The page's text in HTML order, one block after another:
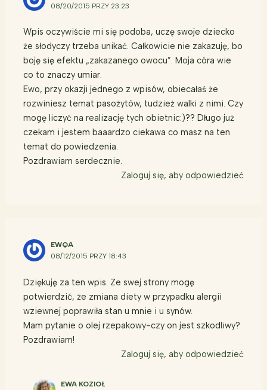
08/20/2015 PRZY 23:23
Wpis oczywiście mi się podoba, uczę swoje dziecko
że słodyczy trzeba unikać. Całkowicie nie zakazuję, bo
boję się efektu „zakazanego owocu”. Moja córa wie
co to znaczy umiar.
Ewo, przy okazji jednego z wpisów, obiecałaś że
rozwiniesz temat pasożytów, tudzież walki z nimi. Czy
mogę liczyć na realizację tych obietnic:)?? Długo już
czekam i jestem baaardzo ciekawa co masz na ten
temat do powiedzenia.
Pozdrawiam serdecznie.
Zaloguj się, aby odpowiedzieć
EWQA
08/12/2015 PRZY 18:43
Dziękuję za ten wpis. Ze swej strony mogę
potwierdzić, że zmiana diety w przypadku alergii
wziewnej poprawiła stan u mnie i u synów.
Mam pytanie o olej rzepakowy-czy on jest szkodliwy?
Pozdrawiam!
Zaloguj się, aby odpowiedzieć
EWA KOZIOŁ